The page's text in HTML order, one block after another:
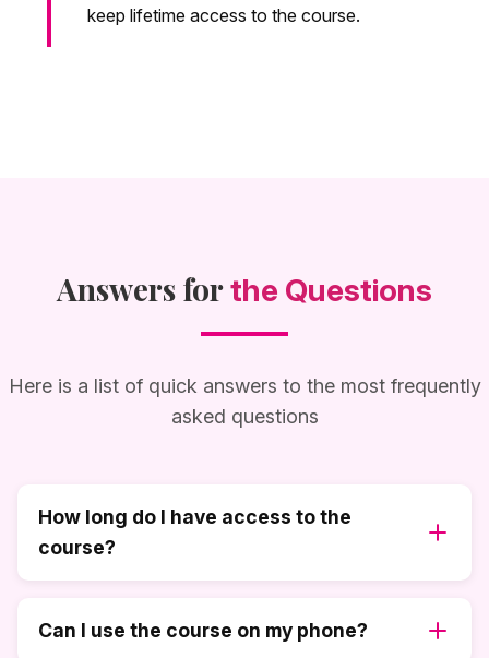
keep lifetime access to the course.
Answers forthe Questions
Here is a list of quick answers to the most frequently
asked questions
How long do I have access to the
course?
Can I use the course on my phone?